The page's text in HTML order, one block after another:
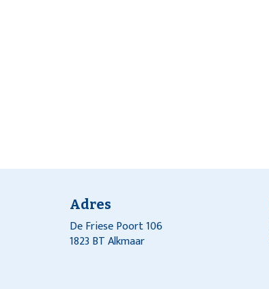
Adres
De Friese Poort 106
1823 BT Alkmaar